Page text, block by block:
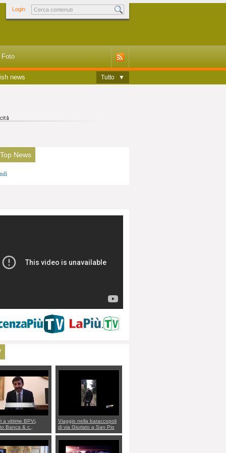
Login
Foto
news Tutto ▼
News
a vittime BPVi,
Banca & c.,
al sottosegretario
Villarosa: per
ordine convochi
Maio CNCU a
Viaggio nella baraccopoli
di via Giuriato a San Pio
X. Vicenza ai Vicentini:
“faremo un regalo di
Natale ai residenti”